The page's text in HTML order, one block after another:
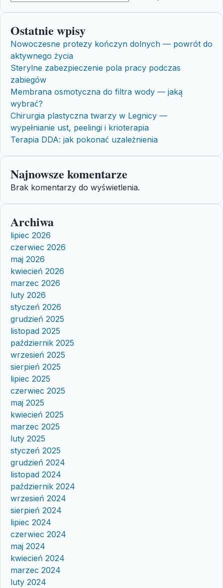
Ostatnie wpisy
Nowoczesne protezy kończyn dolnych — powrót do
aktywnego życia
Sterylne zabezpieczenie pola pracy podczas
zabiegów
Membrana osmotyczna do filtra wody — jaką
wybrać?
Chirurgia plastyczna twarzy w Legnicy —
wypełnianie ust, peelingi i krioterapia
Terapia DDA: jak pokonać uzależnienia
Najnowsze komentarze
Brak komentarzy do wyświetlenia.
Archiwa
lipiec 2026
czerwiec 2026
maj 2026
kwiecień 2026
marzec 2026
luty 2026
styczeń 2026
grudzień 2025
listopad 2025
październik 2025
wrzesień 2025
sierpień 2025
lipiec 2025
czerwiec 2025
maj 2025
kwiecień 2025
marzec 2025
luty 2025
styczeń 2025
grudzień 2024
listopad 2024
październik 2024
wrzesień 2024
sierpień 2024
lipiec 2024
czerwiec 2024
maj 2024
kwiecień 2024
marzec 2024
luty 2024